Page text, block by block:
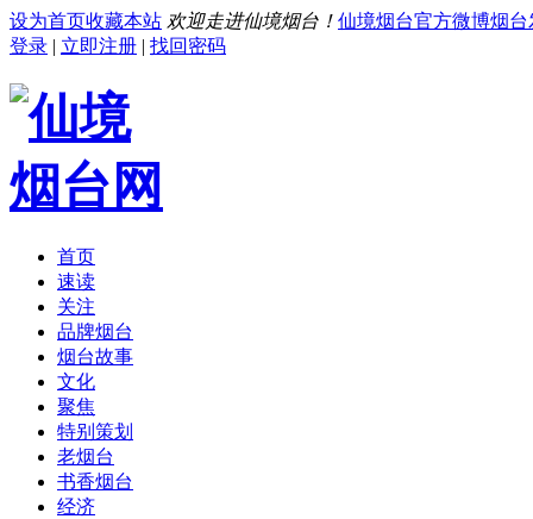
设为首页收藏本站 欢迎走进仙境烟台！ 仙境烟台官方微博烟台
登录 | 立即注册 | 找回密码
首页
速读
关注
品牌烟台
烟台故事
文化
聚焦
特别策划
老烟台
书香烟台
经济